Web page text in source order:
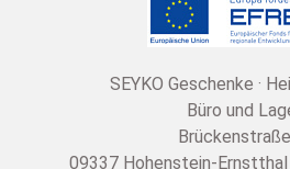
SEYKO Geschenke ·
Büro und
09337 Hohenstein-